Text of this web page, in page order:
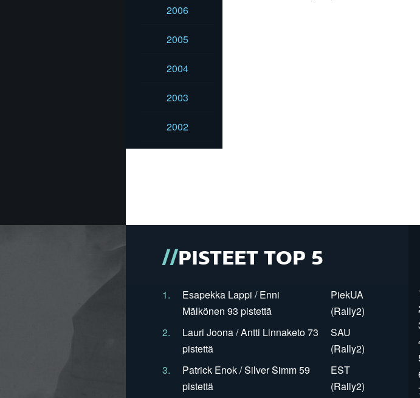
2006
2005
2004
2003
2002
PISTEET TOP 5
1.
Esapekka Lappi / Enni
Mälkönen 93 pistettä
PiekUA
(Rally2)
2.
Lauri Joona / Antti Linnaketo 73
pistettä
SAU
(Rally2)
3.
Patrick Enok / Silver Simm 59
pistettä
EST
(Rally2)